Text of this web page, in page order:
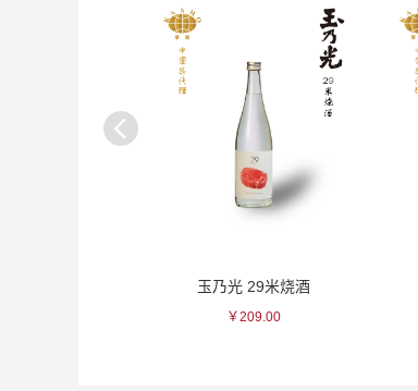
玉乃光 29米烧酒
￥209.00